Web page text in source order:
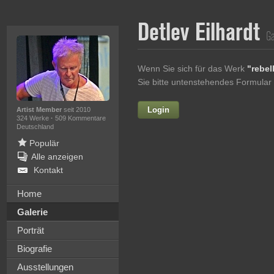
Artist Memberseit 2010
324 Werke · 509 Kommentare
Deutschland
Populär
Alle anzeigen
Kontakt
Home
Galerie
Porträt
Biografie
Ausstellungen
Detlev Eilhardt
Wenn Sie sich für das Werk
Sie bitte untenstehendes Formular
Login